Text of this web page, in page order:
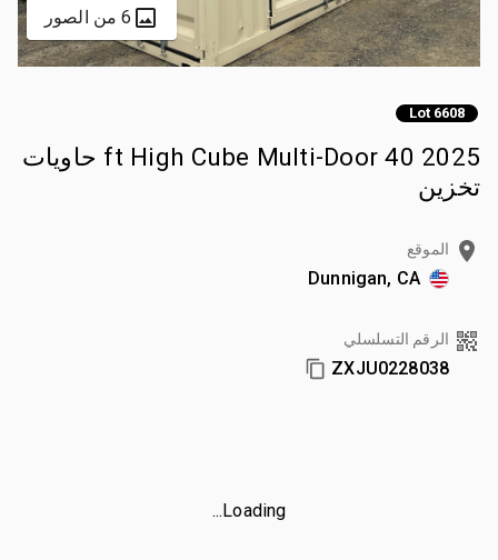
6 من الصور
Lot 6608
2025 40 ft High Cube Multi-Door حاويات
تخزين
الموقع
Dunnigan, CA
الرقم التسلسلي
ZXJU0228038
Loading...